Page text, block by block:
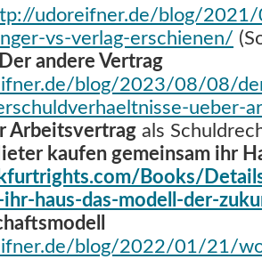
udoreifner.de/blog/
vs-verlag-erschienen/
Der andere Vertrag
blog/2023/08/08/
ueber-
Arbeitsvertrag als
kaufen gemeinsam ihr
Books/
ihr-haus-das-modell-der-
blog/2022/01/21/